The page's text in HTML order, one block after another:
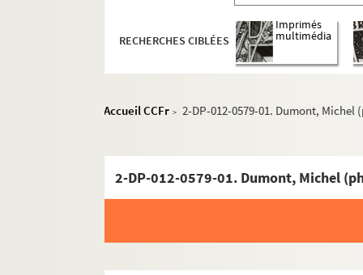
RECHERCHES CIBLÉES
Imprimés
multimédia
Accueil CCFr > 2-DP-012-0579-01. Dumont,
2-DP-012-0579-01. Dumont, Michel